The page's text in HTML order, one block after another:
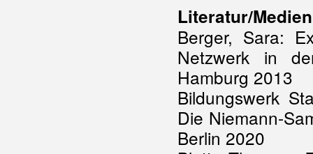
Literatur/Medien
Berger, Sara:
Netzwerk in
Hamburg 2013
Bildungswerk
Die Niemann-
Berlin 2020